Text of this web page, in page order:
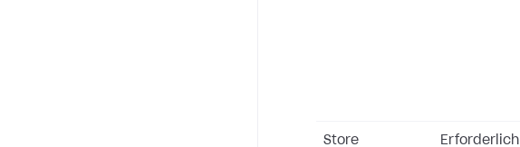
Store Erforderlich